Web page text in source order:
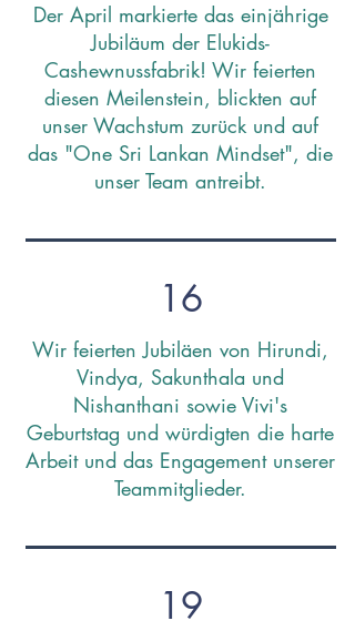
Der April markierte das einjährige
Jubiläum der Elukids-
Cashewnussfabrik! Wir feierten
diesen Meilenstein, blickten auf
unser Wachstum zurück und auf
das "One Sri Lankan Mindset", die
unser Team antreibt.
16
Wir feierten Jubiläen von Hirundi,
Vindya, Sakunthala und
Nishanthani sowie Vivi's
Geburtstag und würdigten die harte
Arbeit und das Engagement unserer
Teammitglieder.
19